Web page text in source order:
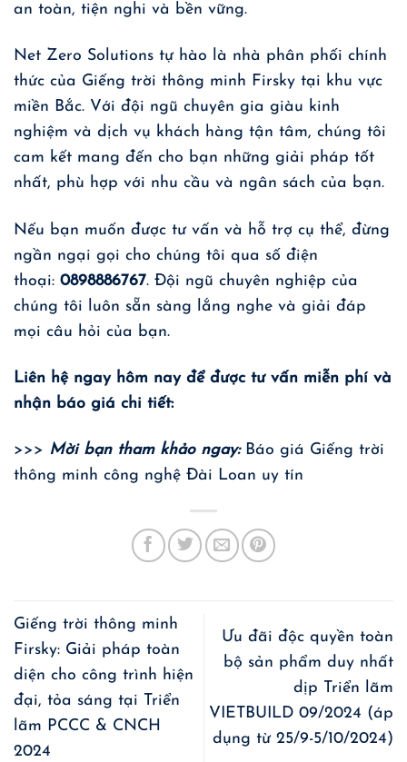
an toàn, tiện nghi và bền vững.
Net Zero Solutions tự hào là nhà phân phối chính
thức của Giếng trời thông minh Firsky tại khu vực
miền Bắc. Với đội ngũ chuyên gia giàu kinh
nghiệm và dịch vụ khách hàng tận tâm, chúng tôi
cam kết mang đến cho bạn những giải pháp tốt
nhất, phù hợp với nhu cầu và ngân sách của bạn.
Nếu bạn muốn được tư vấn và hỗ trợ cụ thể, đừng
ngần ngại gọi cho chúng tôi qua số điện
thoại: 0898886767. Đội ngũ chuyên nghiệp của
chúng tôi luôn sẵn sàng lắng nghe và giải đáp
mọi câu hỏi của bạn.
Liên hệ ngay hôm nay để được tư vấn miễn phí và
nhận báo giá chi tiết:
>>> Mời bạn tham khảo ngay: Báo giá Giếng trời
thông minh công nghệ Đài Loan uy tín
Giếng trời thông minh
Firsky: Giải pháp toàn
diện cho công trình hiện
đại, tỏa sáng tại Triển
lãm PCCC & CNCH
2024
Ưu đãi độc quyền toàn
bộ sản phẩm duy nhất
dịp Triển lãm
VIETBUILD 09/2024 (áp
dụng từ 25/9-5/10/2024)